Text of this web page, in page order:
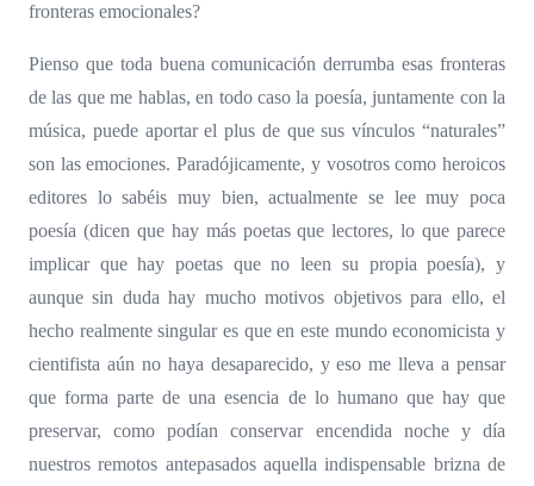
fronteras emocionales?
Pienso que toda buena comunicación derrumba esas fronteras
de las que me hablas, en todo caso la poesía, juntamente con la
música, puede aportar el plus de que sus vínculos “naturales”
son las emociones. Paradójicamente, y vosotros como heroicos
editores lo sabéis muy bien, actualmente se lee muy poca
poesía (dicen que hay más poetas que lectores, lo que parece
implicar que hay poetas que no leen su propia poesía), y
aunque sin duda hay mucho motivos objetivos para ello, el
hecho realmente singular es que en este mundo economicista y
cientifista aún no haya desaparecido, y eso me lleva a pensar
que forma parte de una esencia de lo humano que hay que
preservar, como podían conservar encendida noche y día
nuestros remotos antepasados aquella indispensable brizna de